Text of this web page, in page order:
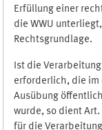
Erfüllung einer
die WWU
Rechtsgrundlage.
Ist die
erforderlich, die im
Ausübung
wurde, so dient Art.
für die